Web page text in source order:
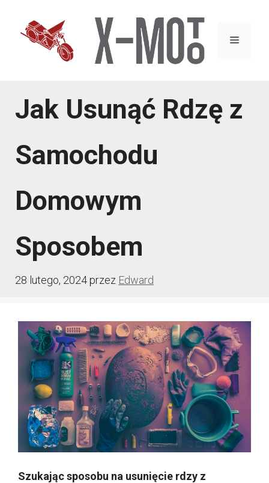
Menu
Jak Usunąć Rdzę z
Samochodu
Domowym
Sposobem
28 lutego, 2024przez Edward
Szukając sposobu na usunięcie rdzy z